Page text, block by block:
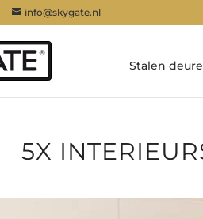
info@skygate.nl
Stalen
5X